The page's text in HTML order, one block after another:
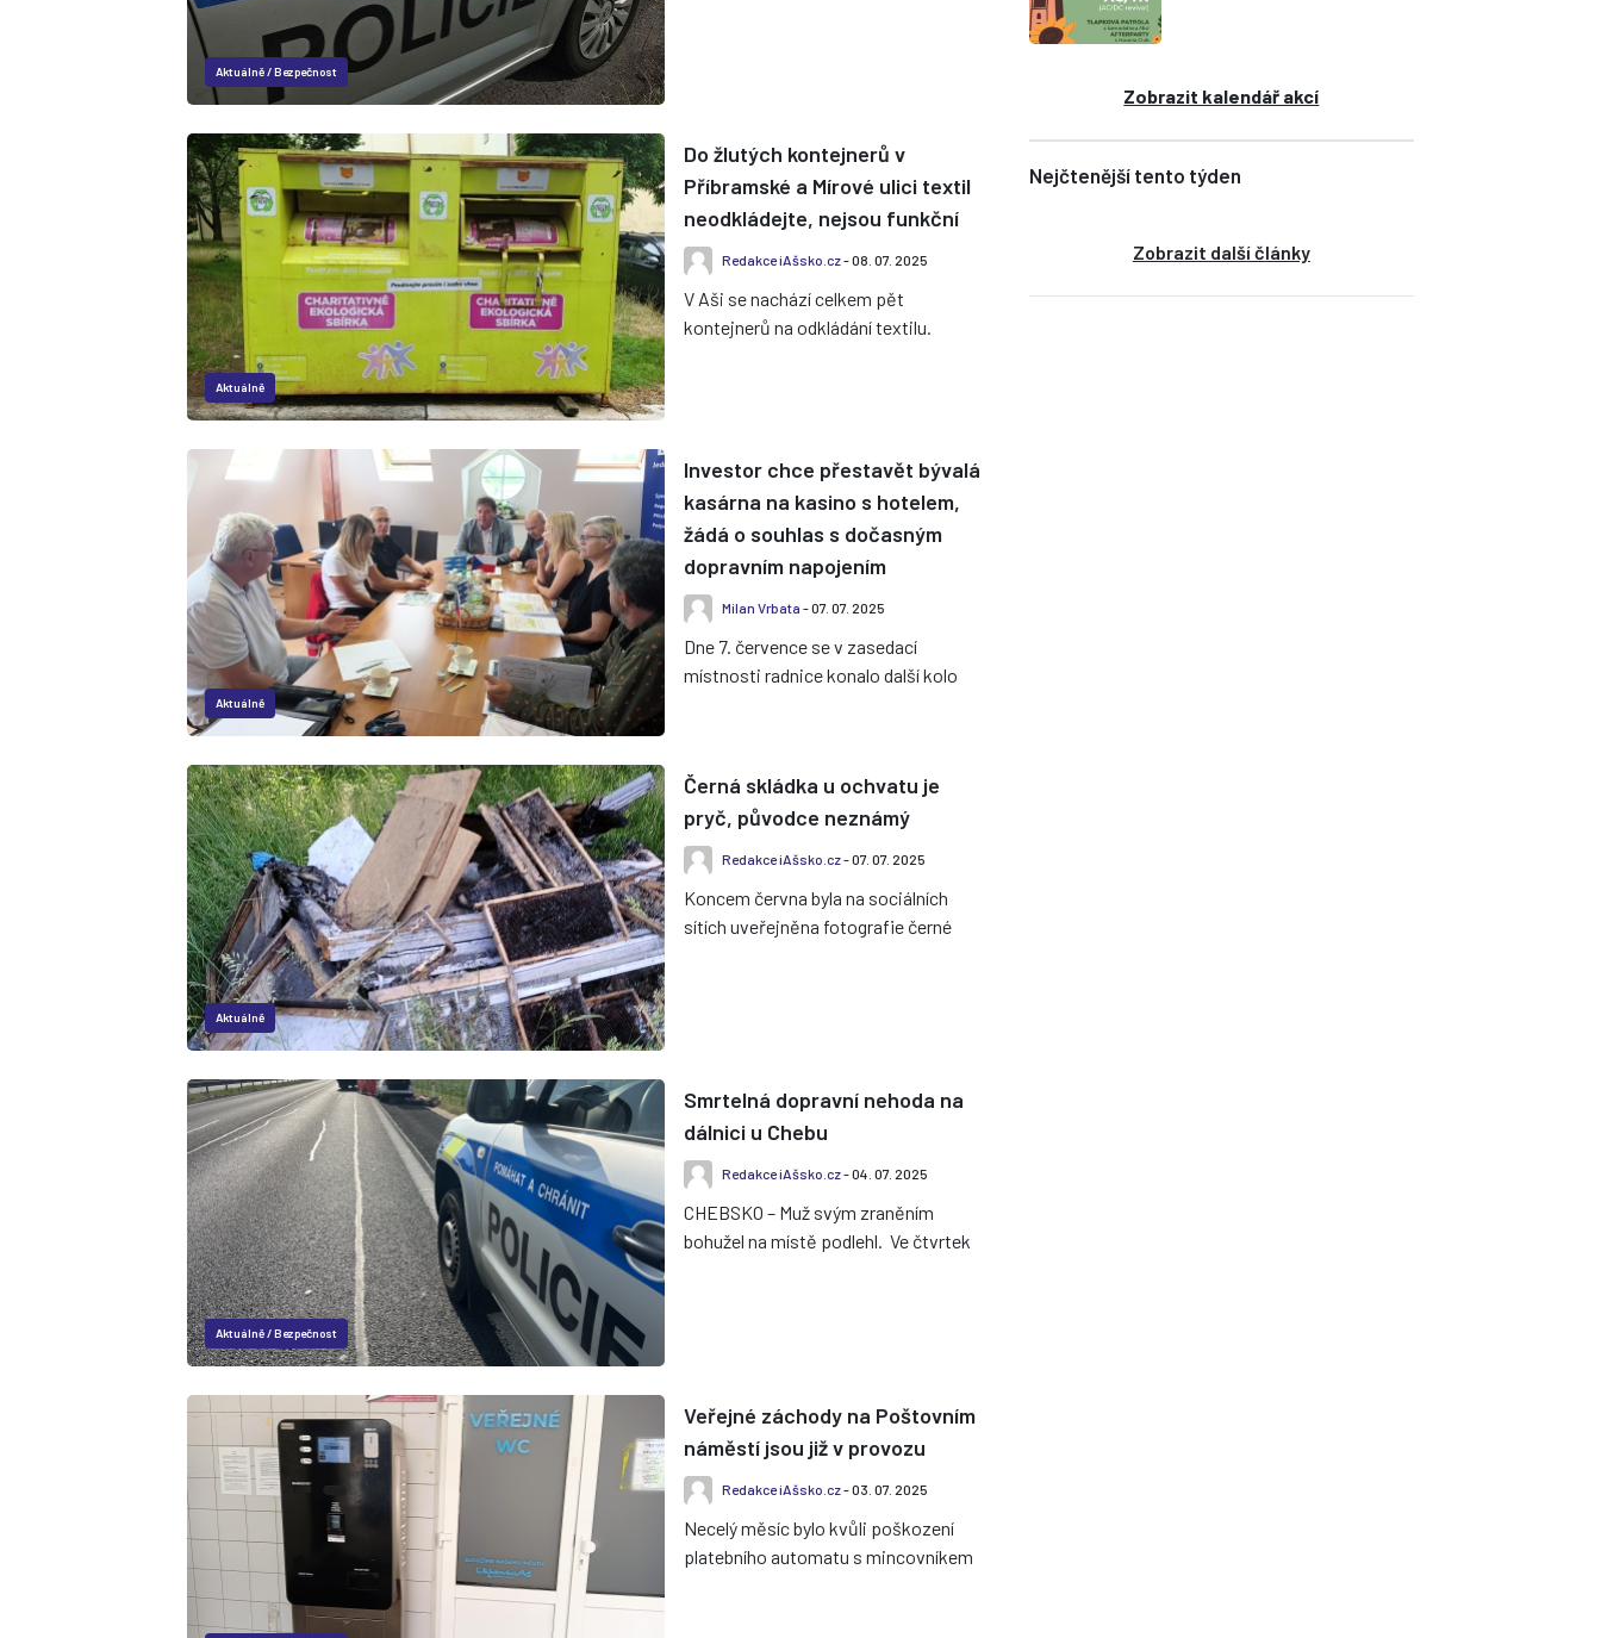
Aktuálně/Bezpečnost
Aktuálně
Do žlutých kontejnerů v
Příbramské a Mírové ulici textil
neodkládejte, nejsou funkční
Redakce iAšsko.cz- 08. 07. 2025
V Aši se nachází celkem pět
kontejnerů na odkládání textilu.
Aktuálně
Investor chce přestavět bývalá
kasárna na kasino s hotelem,
žádá o souhlas s dočasným
dopravním napojením
Milan Vrbata - 07. 07. 2025
Dne 7. července se v zasedací
místnosti radnice konalo další kolo
Aktuálně
Černá skládka u ochvatu je
pryč, původce neznámý
Redakce iAšsko.cz- 07. 07. 2025
Koncem června byla na sociálních
sítích uveřejněna fotografie černé
Aktuálně/Bezpečnost
Smrtelná dopravní nehoda na
dálnici u Chebu
Redakce iAšsko.cz- 04. 07. 2025
CHEBSKO – Muž svým zraněním
bohužel na místě podlehl. Ve čtvrtek
Veřejné záchody na Poštovním
náměstí jsou již v provozu
Redakce iAšsko.cz- 03. 07. 2025
Necelý měsíc bylo kvůli poškození
platebního automatu s mincovníkem
Zobrazit kalendář akcí
Nejčtenější tento týden
Zobrazit další články